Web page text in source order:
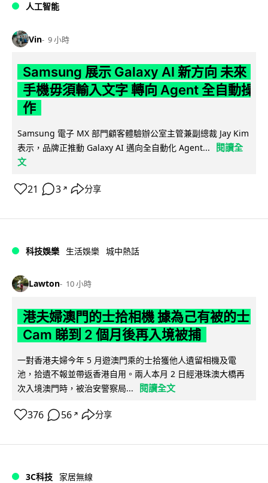
人工智能
Vin 9 小時
Samsung 展示 Galaxy AI 新方向 未來
手機毋須輸入文字 轉向 Agent 全自動操
作
Samsung 電子 MX 部門顧客體驗辦公室主管兼副總裁 Jay Kim
表示，品牌正推動 Galaxy AI 邁向全自動化 Agent...
閱讀全
文
21 3 ↗ 分享
科技娛樂 生活娛樂 城中熱話
Lawton 10 小時
港夫婦澳門的士拾相機 據為己有被的士
Cam 睇到 2 個月後再入境被捕
一對香港夫婦今年 5 月遊澳門乘的士拾獲他人遺留相機及電
池，拾遺不報並帶返香港自用。兩人本月 2 日經港珠澳大橋再
次入境澳門時，被治安警察局...
閱讀全文
376 56 ↗ 分享
3C科技 家居無線